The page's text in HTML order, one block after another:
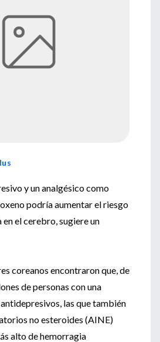
y un analgésico como
podría aumentar el riesgo
el cerebro, sugiere un
coreanos encontraron que, de
de personas con una
las que también
no esteroides (AINE)
alto de hemorragia